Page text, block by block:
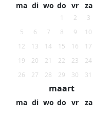
ma di wo do vr za
1 2 3
5
6 7 8 9 10
12
13 14 15 16 17
19
20 21 22 23 24
26
27 28 29 30 31
maart
ma di wo do vr za